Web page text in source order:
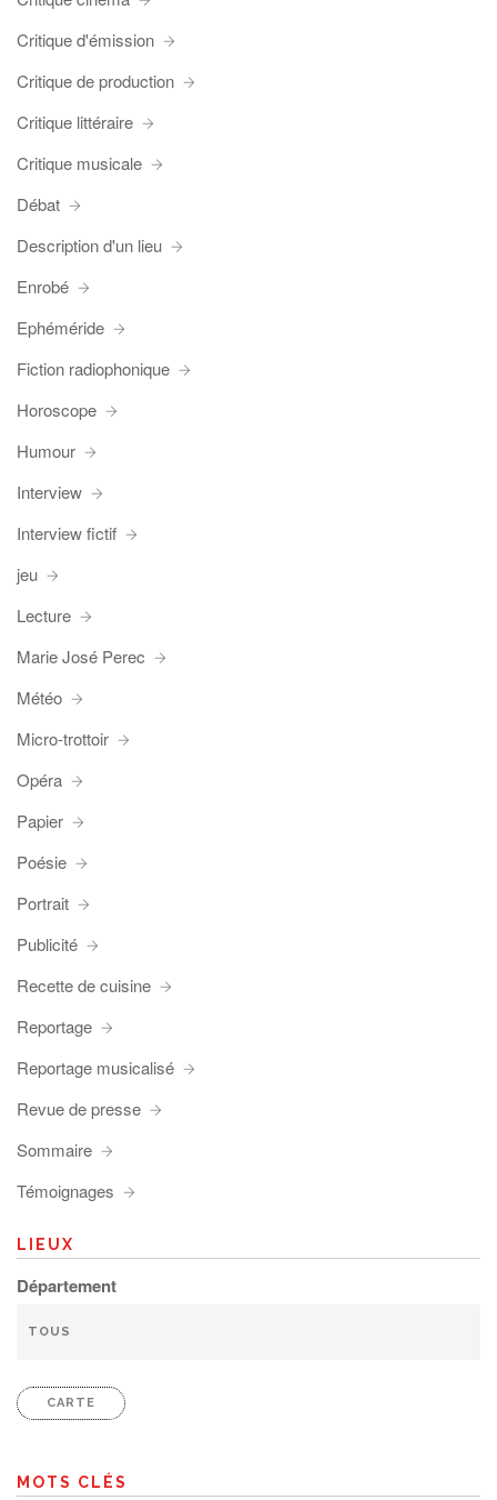
Critique d'émission
Critique de production
Critique littéraire
Critique musicale
Débat
Description d'un lieu
Enrobé
Ephéméride
Fiction radiophonique
Horoscope
Humour
Interview
Interview fictif
jeu
Lecture
Marie José Perec
Météo
Micro-trottoir
Opéra
Papier
Poésie
Portrait
Publicité
Recette de cuisine
Reportage
Reportage musicalisé
Revue de presse
Sommaire
Témoignages
LIEUX
Département
CARTE
MOTS CLÉS